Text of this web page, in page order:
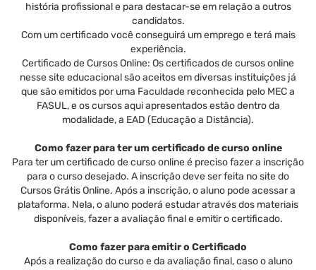
história profissional e para destacar-se em relação a outros
candidatos.
Com um certificado você conseguirá um emprego e terá mais
experiência.
Certificado de Cursos Online: Os certificados de cursos online
nesse site educacional são aceitos em diversas instituições já
que são emitidos por uma Faculdade reconhecida pelo MEC a
FASUL, e os cursos aqui apresentados estão dentro da
modalidade, a EAD (Educação a Distância).
Como fazer para ter um certificado de curso online
Para ter um certificado de curso online é preciso fazer a inscrição
para o curso desejado. A inscrição deve ser feita no site do
Cursos Grátis Online. Após a inscrição, o aluno pode acessar a
plataforma. Nela, o aluno poderá estudar através dos materiais
disponíveis, fazer a avaliação final e emitir o certificado.
Como fazer para emitir o Certificado
Após a realização do curso e da avaliação final, caso o aluno